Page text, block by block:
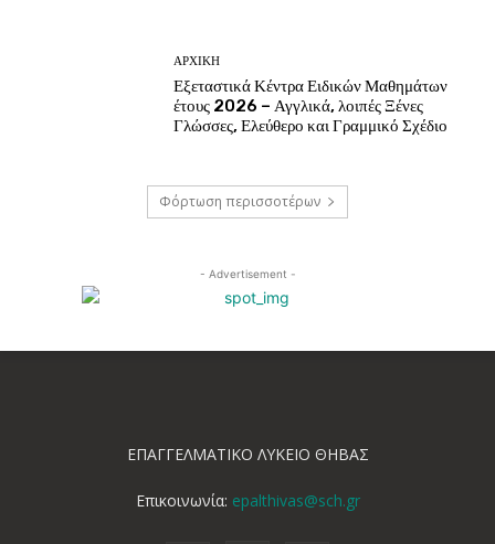
ΑΡΧΙΚΗ
Εξεταστικά Κέντρα Ειδικών Μαθημάτων
έτους 2026 – Αγγλικά, λοιπές Ξένες
Γλώσσες, Ελεύθερο και Γραμμικό Σχέδιο
Φόρτωση περισσοτέρων
- Advertisement -
ΕΠΑΓΓΕΛΜΑΤΙΚΟ ΛΥΚΕΙΟ ΘΗΒΑΣ
Επικοινωνία: epalthivas@sch.gr